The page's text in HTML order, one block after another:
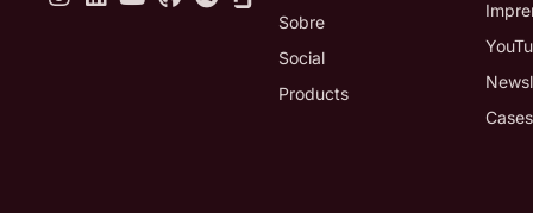
Sobre
Social
Products
Cases